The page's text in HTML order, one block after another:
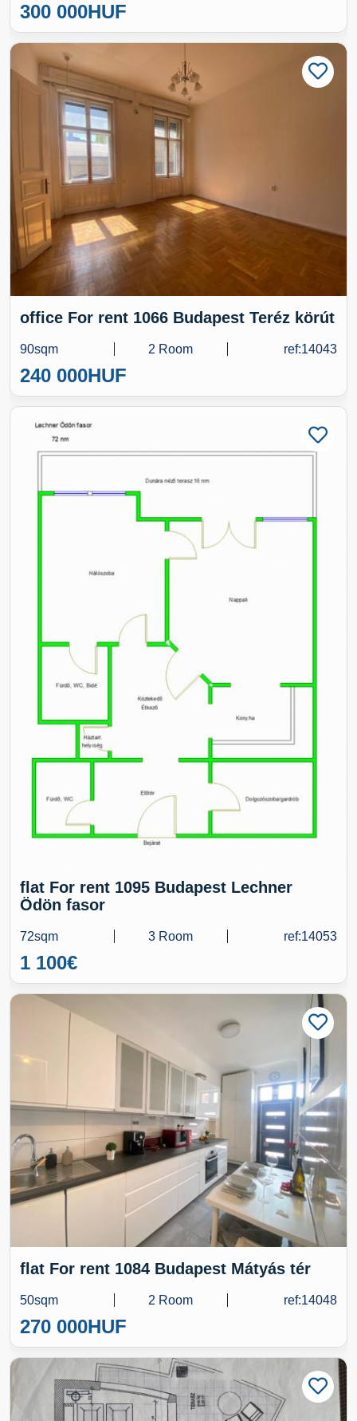
300 000HUF
office For rent 1066 Budapest Teréz körút
90sqm 2 Room ref:14043
240 000HUF
flat For rent 1095 Budapest Lechner
Ödön fasor
72sqm 3 Room ref:14053
1 100€
flat For rent 1084 Budapest Mátyás tér
50sqm 2 Room ref:14048
270 000HUF